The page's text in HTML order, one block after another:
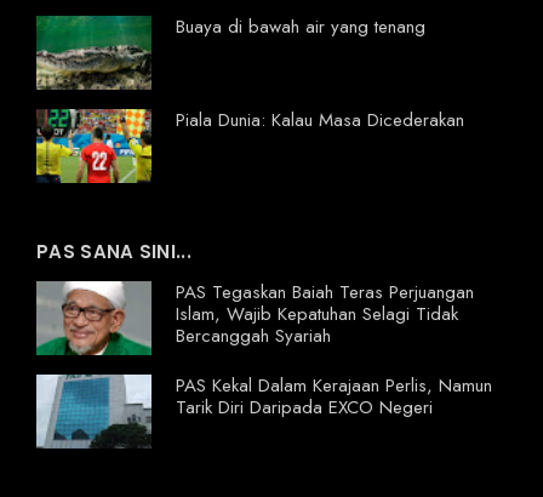
Buaya di bawah air yang tenang
Piala Dunia: Kalau Masa Dicederakan
PAS SANA SINI...
PAS Tegaskan Baiah Teras Perjuangan
Islam, Wajib Kepatuhan Selagi Tidak
Bercanggah Syariah
PAS Kekal Dalam Kerajaan Perlis, Namun
Tarik Diri Daripada EXCO Negeri